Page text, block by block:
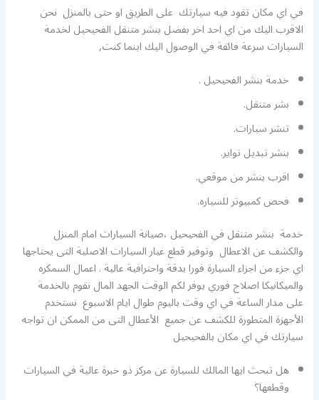
في اي مكان تقود فيه سيارتك على الطريق او حتى بالمنزل نحن
الاقرب اليك من اي احد اخر بفضل بنشر متنقل الفحيحيل لخدمة
السيارات سرعة فائقة في الوصول اليك اينما كنت,
خدمة بنشر الفحيحيل .
بشر متنقل.
تنشر سيارات.
بنشر تبديل تواير.
اقرب بنشر من موقعي.
فحص كمبيوتر للسياره.
خدمة بنشر متنقل في الفحيحيل ،صيانة السيارات امام المنزل
والكشف عن الاعطال وتوفير قطع غيار السيارات الاصلية التى يحتاجها
اي جزء من اجزاء السيارة فورا بدقة واحترافية عالية . اعمال السمكره
والميكانيكا اصلاح فوري يوفر لكم الوقت الجهد المال نقوم بالخدمة
على مدار الساعة في اي وقت باليوم طوال ايام الاسبوع نستخدم
الأجهزة المتطورة للكشف عن جميع الأعطال التى من الممكن ان تواجه
سيارتك في اي مكان بالفحيحيل
هل تبحث ايها المالك للسيارة عن مركز ذو خبرة عالية في السيارات
وقطعها؟